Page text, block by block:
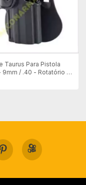
Taurus Para Pistola
9mm / .40 - Rotatório +